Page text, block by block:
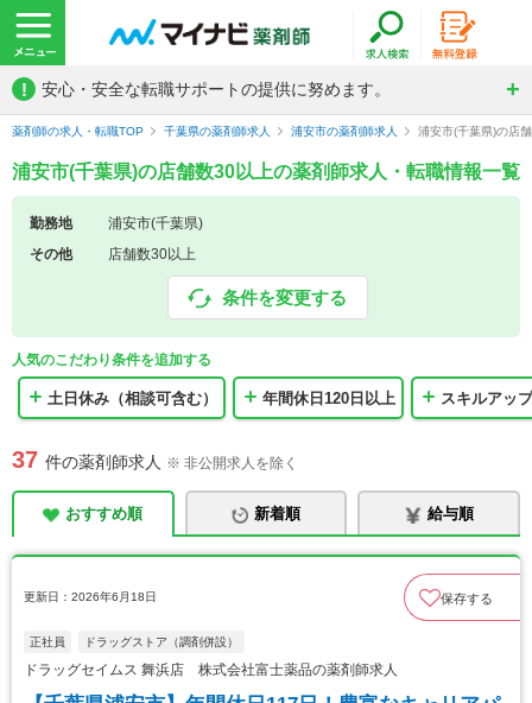
! 安心・安全な転職サポートの提供に努めます。
薬剤師の求人・転職TOP 千葉県の薬剤師求人 浦安市の薬剤師求人 浦安市(千葉県)の店
浦安市(千葉県)の店舗数30以上の薬剤師求人・転職情報一覧
勤務地
浦安市(千葉県)
その他
店舗数30以上
条件を変更する
人気のこだわり条件を追加する
土日休み（相談可含む） 年間休日120日以上 スキルアップ
37 件の薬剤師求人 ※ 非公開求人を除く
おすすめ順 新着順 給与順
更新日：2026年6月18日 保存する
正社員 ドラッグストア（調剤併設）
ドラッグセイムス 舞浜店 株式会社富士薬品の薬剤師求人